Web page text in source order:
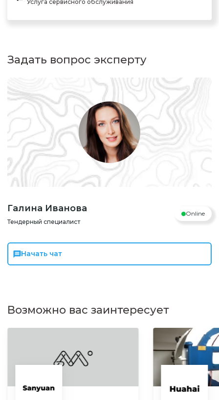
Услуга сервисного обслуживания
Задать вопрос эксперту
Галина Иванова
Тендерный специалист
Online
Начать чат
Возможно вас заинтересует